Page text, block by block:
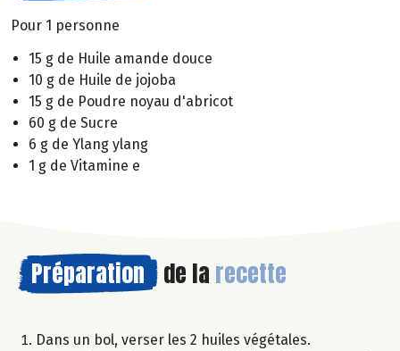
Pour 1 personne
15 g de Huile amande douce
10 g de Huile de jojoba
15 g de Poudre noyau d'abricot
60 g de Sucre
6 g de Ylang ylang
1 g de Vitamine e
Préparation de la recette
Dans un bol, verser les 2 huiles végétales.